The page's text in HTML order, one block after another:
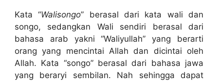
Kata “Walisongo” berasal dari kata wali dan
songo, sedangkan Wali sendiri berasal dari
bahasa arab yakni “Waliyullah” yang berarti
orang yang mencintai Allah dan dicintai oleh
Allah. Kata “songo” berasal dari bahasa jawa
yang beraryi sembilan. Nah sehingga dapat